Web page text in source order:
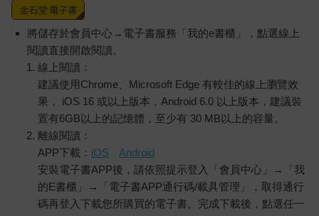
將儲存於會員中心→電子書服務「我的e書櫃」，點選線上
閱讀直接開啟閱讀。
線上閱讀：
建議使用Chrome、Microsoft Edge 有較佳的線上瀏覽效
果， iOS 16 或以上版本，Android 6.0 以上版本，建議裝
置有6GB以上的記憶體，至少有 30 MB以上的容量。
離線閱讀：
APP下載： iOS
Android
安裝電子書APP後，請依照提示登入「會員中心」→「我
的E書櫃」→「電子書APP通行碼/載具管理」，取得通行
碼再登入下載您所購買的電子書。完成下載後，點選任一